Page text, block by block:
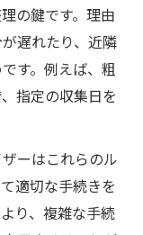
の鍵です。理由
遅れたり、近隣
す。例えば、粗
指定の収集日を
ーはこれらのル
適切な手続きを
り、複雑な手続